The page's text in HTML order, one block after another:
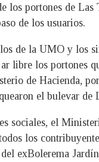
los portones de Las
de los usuarios.
de la UMO y los
libre los portones
de Hacienda,
el bulevar de
sociales, el
los
exBolerema